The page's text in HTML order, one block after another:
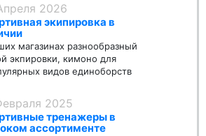
2026
экипировка в
магазинах разнообразный
экпировки, кимоно для
видов единоборств
2025
тренажеры в
ассортименте